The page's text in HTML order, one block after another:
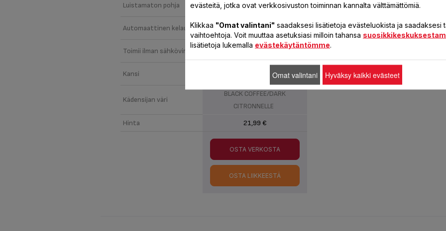
Luistamaton pohja
Automaattinen kelaus
Toimii ilman sähkövirtaa
Kansi
Kädensijan väri
BLACK COFFEE/DARK
CITRONNELLE
Hinta
21,99 €
OSTA VERKOSTA
OSTA LIIKKEESTÄ
evästeitä, jotka ovat verkkosivuston toiminnan kannalta välttämättömiä.
Klikkaa "Omat valintani" saadaksesi lisätietoja evästeluokista ja saadaksesi
vaihtoehtoja. Voit muuttaa asetuksiasi milloin tahansa
lisätietoja lukemalla evästekäytäntömme.
Omat valintani Hyväksy kaikki evästeet